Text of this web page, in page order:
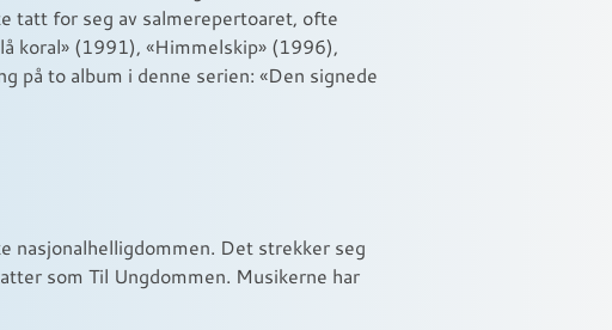
tatt for seg av salmerepertoaret, ofte
koral» (1991), «Himmelskip» (1996),
på to album i denne serien: «Den signede
nasjonalhelligdommen. Det strekker seg
som Til Ungdommen. Musikerne har